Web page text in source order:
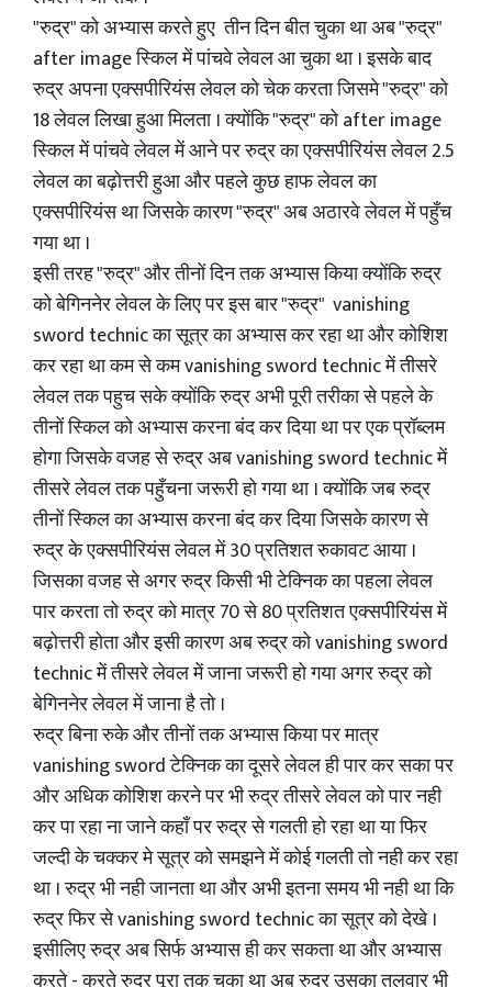
"रुद्र" को अभ्यास करते हुए तीन दिन बीत चुका था अब "रुद्र"
after image स्किल में पांचवे लेवल आ चुका था । इसके बाद
रुद्र अपना एक्सपीरियंस लेवल को चेक करता जिसमे "रुद्र" को
18 लेवल लिखा हुआ मिलता । क्योंकि "रुद्र" को after image
स्किल में पांचवे लेवल में आने पर रुद्र का एक्सपीरियंस लेवल 2.5
लेवल का बढ़ोत्तरी हुआ और पहले कुछ हाफ लेवल का
एक्सपीरियंस था जिसके कारण "रुद्र" अब अठारवे लेवल में पहुँच
गया था ।
इसी तरह "रुद्र" और तीनों दिन तक अभ्यास किया क्योंकि रुद्र
को बेगिननेर लेवल के लिए पर इस बार "रुद्र" vanishing
sword technic का सूत्र का अभ्यास कर रहा था और कोशिश
कर रहा था कम से कम vanishing sword technic में तीसरे
लेवल तक पहुच सके क्योंकि रुद्र अभी पूरी तरीका से पहले के
तीनों स्किल को अभ्यास करना बंद कर दिया था पर एक प्रॉब्लम
होगा जिसके वजह से रुद्र अब vanishing sword technic में
तीसरे लेवल तक पहुँचना जरूरी हो गया था । क्योंकि जब रुद्र
तीनों स्किल का अभ्यास करना बंद कर दिया जिसके कारण से
रुद्र के एक्सपीरियंस लेवल में 30 प्रतिशत रुकावट आया ।
जिसका वजह से अगर रुद्र किसी भी टेक्निक का पहला लेवल
पार करता तो रुद्र को मात्र 70 से 80 प्रतिशत एक्सपीरियंस में
बढ़ोत्तरी होता और इसी कारण अब रुद्र को vanishing sword
technic में तीसरे लेवल में जाना जरूरी हो गया अगर रुद्र को
बेगिननेर लेवल में जाना है तो ।
रुद्र बिना रुके और तीनों तक अभ्यास किया पर मात्र
vanishing sword टेक्निक का दूसरे लेवल ही पार कर सका पर
और अधिक कोशिश करने पर भी रुद्र तीसरे लेवल को पार नही
कर पा रहा ना जाने कहाँ पर रुद्र से गलती हो रहा था या फिर
जल्दी के चक्कर मे सूत्र को समझने में कोई गलती तो नही कर रहा
था । रुद्र भी नही जानता था और अभी इतना समय भी नही था कि
रुद्र फिर से vanishing sword technic का सूत्र को देखे ।
इसीलिए रुद्र अब सिर्फ अभ्यास ही कर सकता था और अभ्यास